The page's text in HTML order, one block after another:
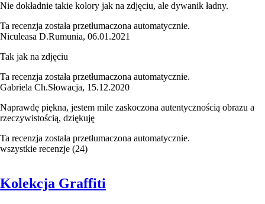
Nie dokładnie takie kolory jak na zdjęciu, ale dywanik ładny.
Ta recenzja została przetłumaczona automatycznie.
Niculeasa D.Rumunia, 06.01.2021
Tak jak na zdjęciu
Ta recenzja została przetłumaczona automatycznie.
Gabriela Ch.Słowacja, 15.12.2020
Naprawdę piękna, jestem mile zaskoczona autentycznością obrazu a
rzeczywistością, dziękuję
Ta recenzja została przetłumaczona automatycznie.
wszystkie recenzje (24)
Kolekcja Graffiti